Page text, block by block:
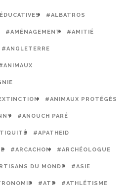
#ALBATROS
#AMÉNAGEMENT #AMITIÉ
#ANGLETERRE
#ANIMAUX PROTÉGÉS
#ANOUCH PARÉ
#APATHEID
#ARCACHON #ARCHÉOLOGUE
DU MONDE #ASIE
#ATE #ATHLÉTISME